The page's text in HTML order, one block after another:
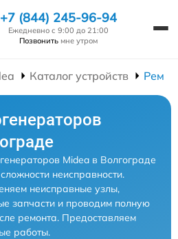
+7 (844) 245-96-94
Ежедневно с 9:00 до 21:00
Позвонить мне утром
Каталог устройств
Midea в Волгограде
неисправности.
неисправные узлы,
запчасти и проводим полную
ремонта. Предоставляем
работы.